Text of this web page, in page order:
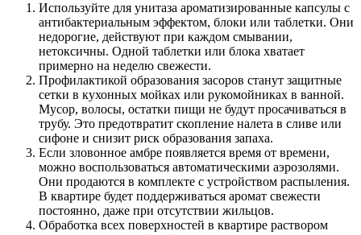
Используйте для унитаза ароматизированные капсулы с
антибактериальным эффектом, блоки или таблетки. Они
недорогие, действуют при каждом смывании,
нетоксичны. Одной таблетки или блока хватает
примерно на неделю свежести.
Профилактикой образования засоров станут защитные
сетки в кухонных мойках или рукомойниках в ванной.
Мусор, волосы, остатки пищи не будут просачиваться в
трубу. Это предотвратит скопление налета в сливе или
сифоне и снизит риск образования запаха.
Если зловонное амбре появляется время от времени,
можно воспользоваться автоматическими аэрозолями.
Они продаются в комплекте с устройством распыления.
В квартире будет поддерживаться аромат свежести
постоянно, даже при отсутствии жильцов.
Обработка всех поверхностей в квартире раствором